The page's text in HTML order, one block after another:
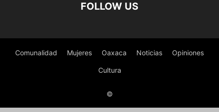
FOLLOW US
Comunalidad Mujeres Oaxaca Noticias Opiniones
Cultura
©